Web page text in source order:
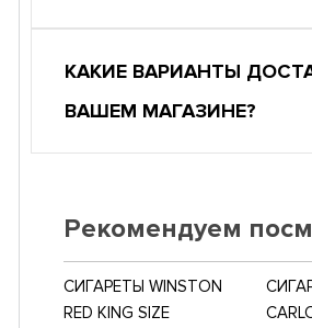
КАКИЕ ВАРИАНТЫ
ВАШЕМ МАГАЗИНЕ?
Рекомендуем
СИГАРЕТЫ WINSTON
RED KING SIZE